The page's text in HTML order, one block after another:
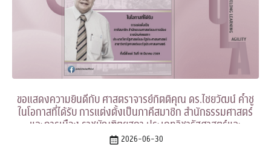
ขอแสดงความยินดีกับ ศาสตราจารย์กิตติคุณ ดร.ไชยวัฒน์ ค้ำชู
ในโอกาสที่ได้รับ การแต่งตั้งเป็นภาคีสมาชิก สำนักธรรมศาสตร์
และการเมือง ราชบัณฑิตยสภา ประเภทวิชารัฐศาสตร์และ
รัฐประศาสนศาสตร์ สาขาวิชารัฐศาสตร์และรัฐประศาสนศาสตร์
2026-06-30